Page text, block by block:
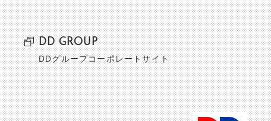
DD GROUP
DDグループコーポレートサイト